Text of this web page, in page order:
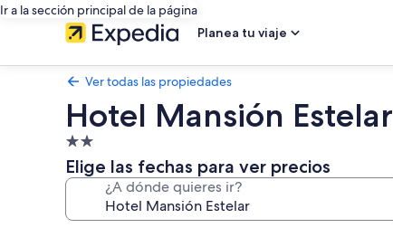
Ir a la sección principal de la página
Planea tu viaje
Ver todas las propiedades
Hotel Mansión Estelar
Propiedad
de
2.0
estrellas
Elige las fechas para ver precios
¿A dónde quieres ir?